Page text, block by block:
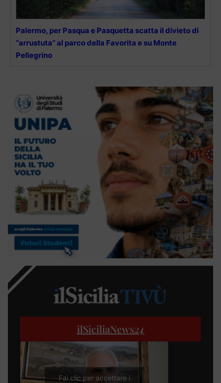
Palermo, per Pasqua e Pasquetta scatta il divieto di
“arrustuta” al parco della Favorita e su Monte
Pellegrino
ilSiciliaNews24
Fai clic per accettare i